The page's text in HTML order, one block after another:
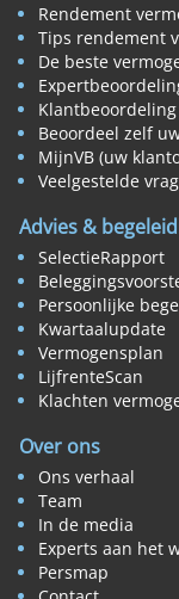
Rendement
Tips rendement
De beste
Klantbeoordeling
Beoordeel zelf
MijnVB (uw
Veelgestelde
Advies &
SelectieRapport
Persoonlijke
Kwartaalupdate
Vermogensplan
LijfrenteScan
Klachten
Over ons
Ons verhaal
Team
In de media
Experts aan het
Persmap